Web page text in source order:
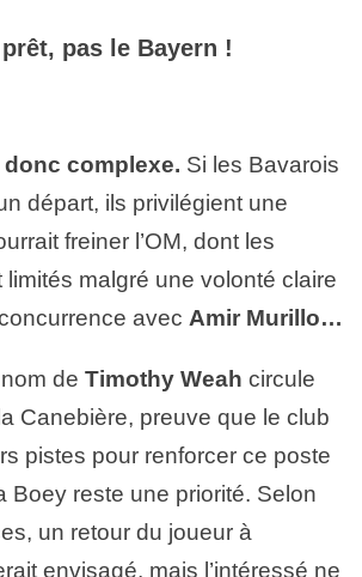
pas le Bayern !
complexe. Si les Bavarois
départ, ils privilégient une
freiner l’OM, dont les
limités malgré une volonté claire
avec Amir Murillo…
de Timothy Weah circule
Canebière, preuve que le club
pistes pour renforcer ce poste
Boey reste une priorité. Selon
un retour du joueur à
envisagé, mais l’intéressé ne